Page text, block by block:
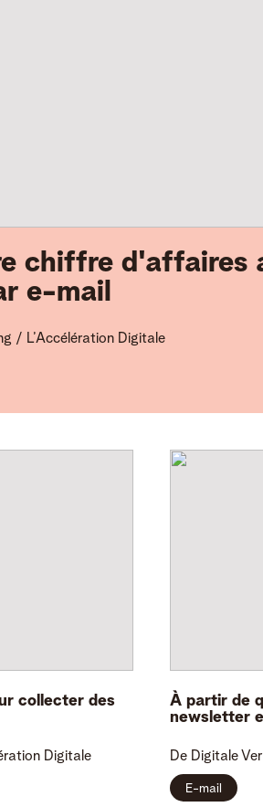
chiffre d'affaires
e-mail
/ L’Accélération Digitale
collecter des
Digitale
À partir de
newsletter
De Digitale
E-mail